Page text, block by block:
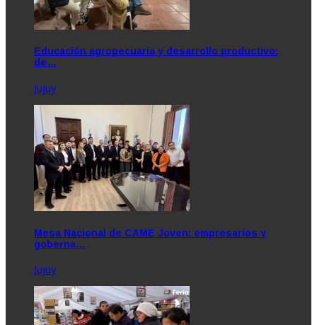
Educación agropecuaria y desarrollo productivo:
de…
Jujuy
Mesa Nacional de CAME Joven: empresarios y
goberna…
Jujuy